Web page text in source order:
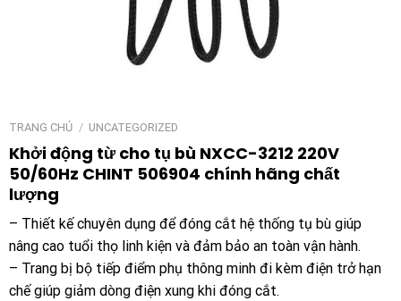
TRANG CHỦ / UNCATEGORIZED
Khởi động từ cho tụ bù NXCC-3212 220V
50/60Hz CHINT 506904 chính hãng chất
lượng
– Thiết kế chuyên dụng để đóng cắt hệ thống tụ bù giúp
nâng cao tuổi thọ linh kiện và đảm bảo an toàn vận hành.
– Trang bị bộ tiếp điểm phụ thông minh đi kèm điện trở hạn
chế giúp giảm dòng điện xung khi đóng cắt.